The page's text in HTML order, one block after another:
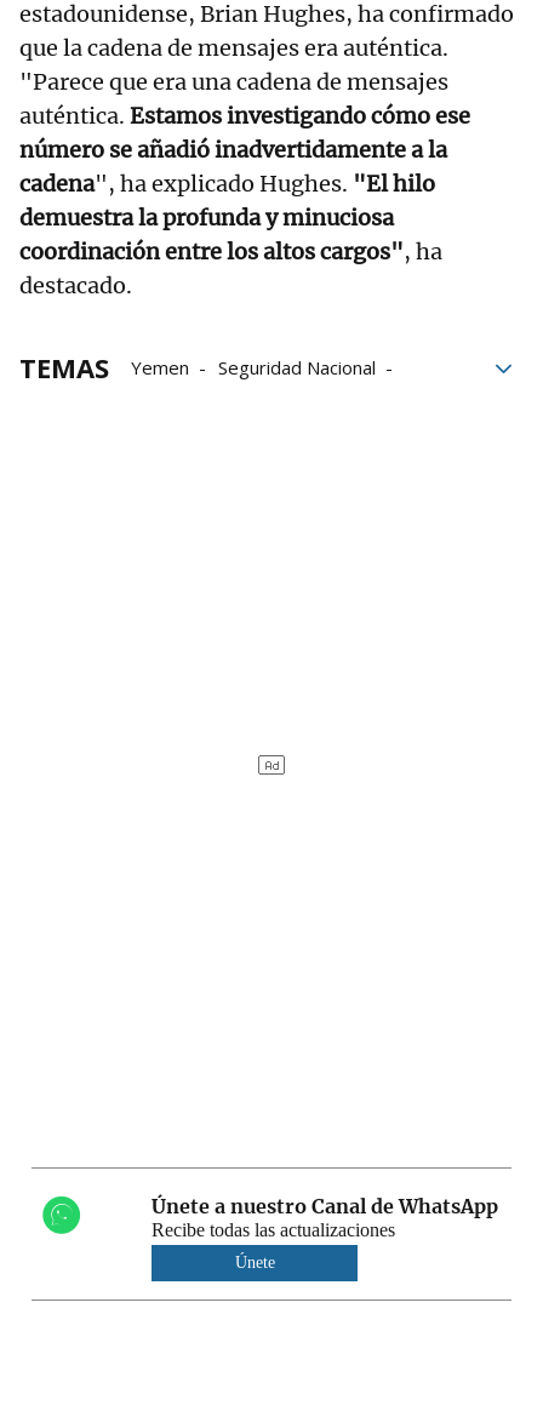
estadounidense, Brian Hughes, ha confirmado
que la cadena de mensajes era auténtica.
"Parece que era una cadena de mensajes
auténtica. Estamos investigando cómo ese
número se añadió inadvertidamente a la
cadena", ha explicado Hughes. "El hilo
demuestra la profunda y minuciosa
coordinación entre los altos cargos", ha
destacado.
TEMAS Yemen
Seguridad Nacional
Únete a nuestro Canal de WhatsApp
Recibe todas las actualizaciones
Únete